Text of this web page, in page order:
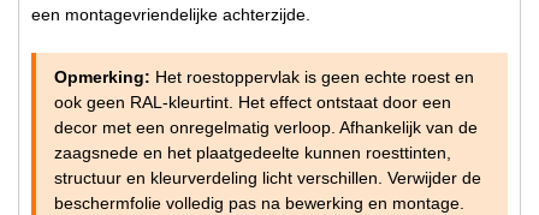
een montagevriendelijke achterzijde.
Opmerking: Het roestoppervlak is geen echte roest en
ook geen RAL-kleurtint. Het effect ontstaat door een
decor met een onregelmatig verloop. Afhankelijk van de
zaagsnede en het plaatgedeelte kunnen roesttinten,
structuur en kleurverdeling licht verschillen. Verwijder de
beschermfolie volledig pas na bewerking en montage.